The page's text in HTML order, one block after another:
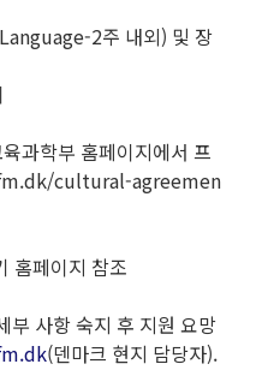
2주 내외) 및 장
과학부 홈페이지에서 프
cultural-agreemen
홈페이지 참조
부 사항 숙지 후 지원 요망
(덴마크 현지 담당자).